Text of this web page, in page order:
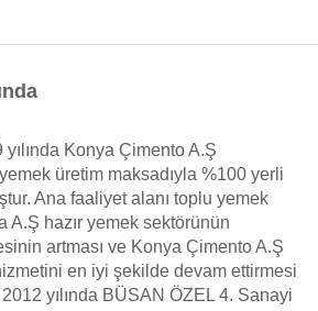
Konya Çimento A.Ş
üretim maksadıyla %100 yerli
Ana faaliyet alanı toplu yemek
A.Ş hazır yemek sektörünün
artması ve Konya Çimento A.Ş
en iyi şekilde devam ettirmesi
yılında BÜSAN ÖZEL 4. Sanayi